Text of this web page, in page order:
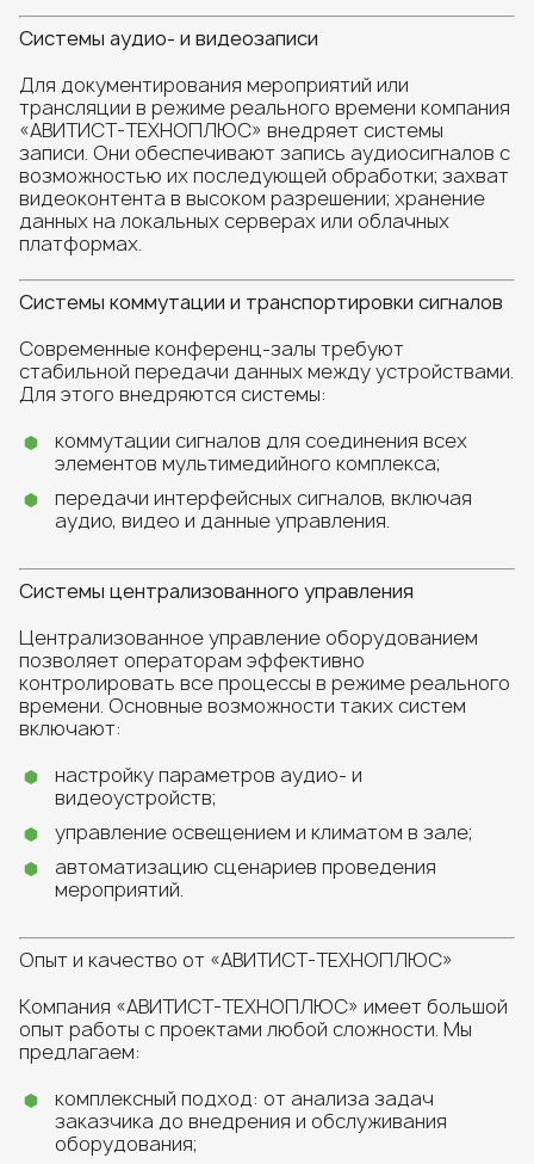
Системы аудио- и видеозаписи
Для документирования мероприятий или
трансляции в режиме реального времени компания
«АВИТИСТ-ТЕХНОПЛЮС» внедряет системы
записи. Они обеспечивают запись аудиосигналов с
возможностью их последующей обработки; захват
видеоконтента в высоком разрешении; хранение
данных на локальных серверах или облачных
платформах.
Системы коммутации и транспортировки сигналов
Современные конференц-залы требуют
стабильной передачи данных между устройствами.
Для этого внедряются системы:
коммутации сигналов для соединения всех
элементов мультимедийного комплекса;
передачи интерфейсных сигналов, включая
аудио, видео и данные управления.
Системы централизованного управления
Централизованное управление оборудованием
позволяет операторам эффективно
контролировать все процессы в режиме реального
времени. Основные возможности таких систем
включают:
настройку параметров аудио- и
видеоустройств;
управление освещением и климатом в зале;
автоматизацию сценариев проведения
мероприятий.
Опыт и качество от «АВИТИСТ-ТЕХНОПЛЮС»
Компания «АВИТИСТ-ТЕХНОПЛЮС» имеет большой
опыт работы с проектами любой сложности. Мы
предлагаем:
комплексный подход: от анализа задач
заказчика до внедрения и обслуживания
оборудования;